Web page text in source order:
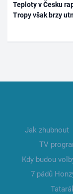
Teploty v Česku
Tropy však brzy
Jak zhubnout
TV
Kdy budou
7 pádů